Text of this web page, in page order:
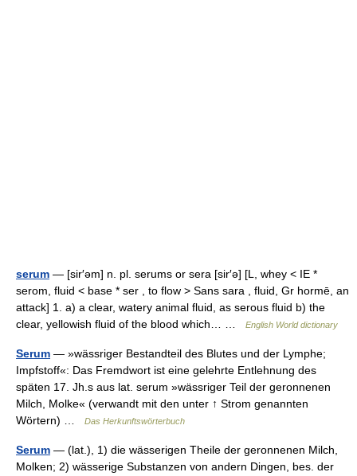
serum — [sir′əm] n. pl. serums or sera [sir′ə] [L, whey < IE *
serom, fluid < base * ser , to flow > Sans sara , fluid, Gr hormē, an
attack] 1. a) a clear, watery animal fluid, as serous fluid b) the
clear, yellowish fluid of the blood which… …
English World dictionary
Serum — »wässriger Bestandteil des Blutes und der Lymphe;
Impfstoff«: Das Fremdwort ist eine gelehrte Entlehnung des
späten 17. Jh.s aus lat. serum »wässriger Teil der geronnenen
Milch, Molke« (verwandt mit den unter ↑ Strom genannten
Wörtern) …
Das Herkunftswörterbuch
Serum — (lat.), 1) die wässerigen Theile der geronnenen Milch,
Molken; 2) wässerige Substanzen von andern Dingen, bes. der